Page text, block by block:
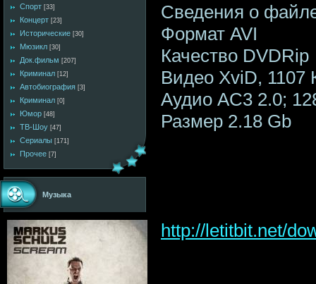
Спорт [33]
Концерт [23]
Исторические [30]
Мюзикл [30]
Док.фильм [207]
Криминал [12]
Автобиография [3]
Криминал [0]
Юмор [48]
ТВ-Шоу [47]
Сериалы [171]
Прочее [7]
Музыка
Сведения о
Формат AVI
Качество DVDRip
Видео XviD, 1107
Аудио AC3 2.0;
Размер 2.18 Gb
http://letitbit.net/